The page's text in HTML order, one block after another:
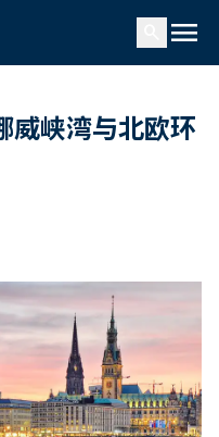
menu
威峡湾与北欧环